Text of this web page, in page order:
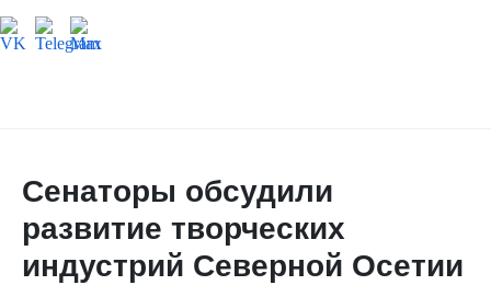
Сенаторы обсудили
развитие творческих
индустрий Северной Осетии